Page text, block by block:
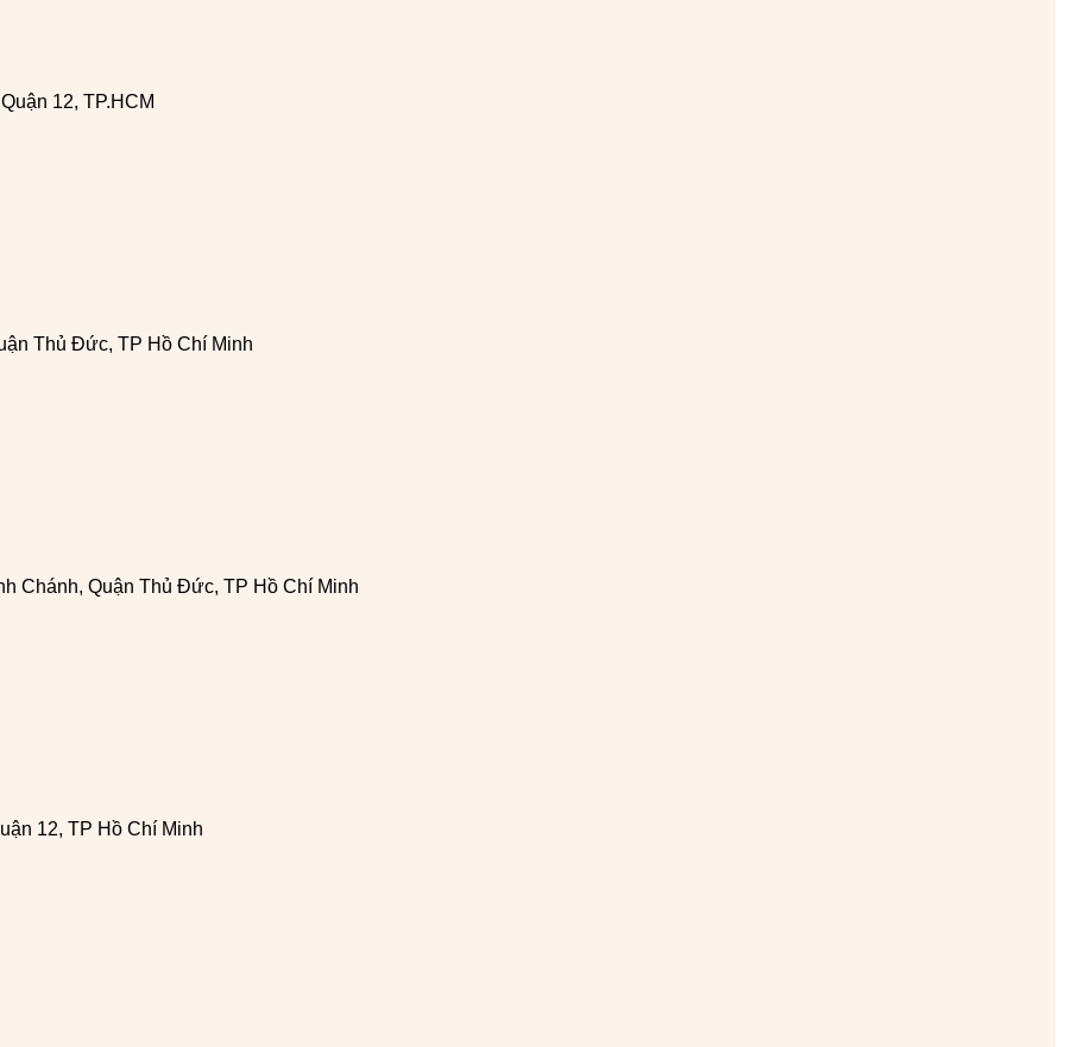
12, TP.HCM
Thủ Đức, TP Hồ Chí Minh
Chánh, Quận Thủ Đức, TP Hồ Chí Minh
12, TP Hồ Chí Minh